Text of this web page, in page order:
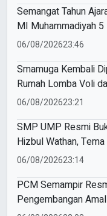
Semangat Tahun
MI Muhammadiyah
Latihan Tapak Suci
06/08/202623:46
Smamuga Kembali
Rumah Lomba Voli
81 Kecamatan
06/08/202623:21
SMP UMP Resmi
Hizbul Wathan,
Cerita” Curi Perhatian
06/08/202623:14
PCM Semampir
Pengembangan